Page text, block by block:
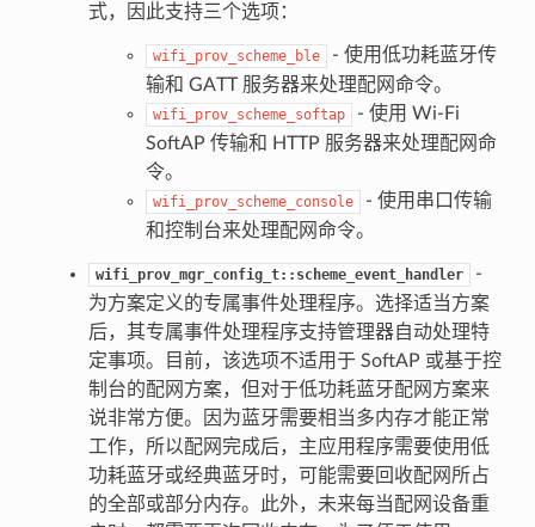
式，因此支持三个选项：
wifi_prov_scheme_ble
- 使用低功耗蓝牙传
输和 GATT 服务器来处理配网命令。
wifi_prov_scheme_softap
- 使用 Wi-Fi
SoftAP 传输和 HTTP 服务器来处理配网命
令。
wifi_prov_scheme_console
- 使用串口传输
和控制台来处理配网命令。
wifi_prov_mgr_config_t::scheme_event_handler
-
为方案定义的专属事件处理程序。选择适当方案
后，其专属事件处理程序支持管理器自动处理特
定事项。目前，该选项不适用于 SoftAP 或基于控
制台的配网方案，但对于低功耗蓝牙配网方案来
说非常方便。因为蓝牙需要相当多内存才能正常
工作，所以配网完成后，主应用程序需要使用低
功耗蓝牙或经典蓝牙时，可能需要回收配网所占
的全部或部分内存。此外，未来每当配网设备重